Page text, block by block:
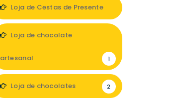
Loja de Cestas de Presente
Loja de chocolate
artesanal 1
Loja de chocolates 2